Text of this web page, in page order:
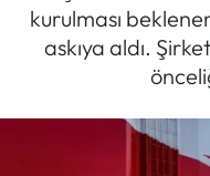
kurulması
askıya aldı.
Dünya
Mektup Galeri
Haber Arşivi